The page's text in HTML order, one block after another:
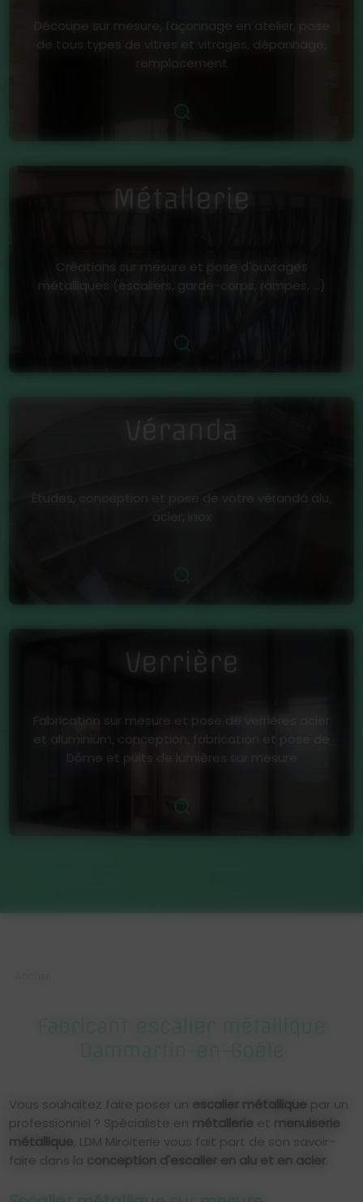
Découpe sur mesure, façonnage en atelier, pose
de tous types de vitres et vitrages, dépannage,
remplacement
Métallerie
Créations sur mesure et pose d'ouvrages
métalliques (escaliers, garde-corps, rampes, ...)
Véranda
Études, conception et pose de votre véranda alu,
Verrière
Fabrication sur mesure et pose de verrières acier
et aluminium, conception, fabrication et pose de
Dôme et puits de lumières sur mesure
Vous souhaitez faire poser un escalier métallique par un
professionnel ? Spécialiste en métallerie et menuiserie
métallique, LDM Miroiterie vous fait part de son savoir-
faire dans la conception d'escalier en alu et en acier